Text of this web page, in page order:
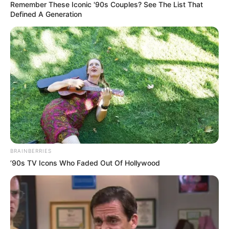
ALERTA BOGOTÁ EN GOOGLE NEWS
TEMAS RELACIONADOS
PERSONERÍA DISTRITAL SUPERSALUD
COOSALUD
NOTICIAS BOLÍVAR
MANTÉNGASE EN ALERTA
Tenemos todas las noticias que le
favor, active las notificaciones de Alerta.
ACTIVAR AHORA
Remember These Iconic '90s Couples? See The List That
Defined A Generation
BRAINBERRIES
’90s TV Icons Who Faded Out Of Hollywood